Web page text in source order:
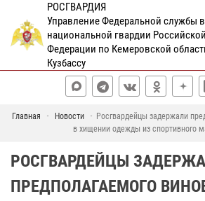
РОСГВАРДИЯ
Управление Федеральной службы
национальной гвардии Российской
Федерации по Кемеровской
Кузбассу
Главная Новости
Росгвардейцы задержали
в хищении одежды из спортивного
РОСГВАРДЕЙЦЫ
ПРЕДПОЛАГАЕМОГО